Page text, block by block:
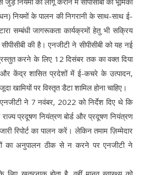
नियमों के पालन की निगरानी के साथ-साथ ई-
सम्बंधी जागरूकता कार्यक्रमों हेतु भी सक्रिय
की है। एनजीटी ने सीपीसीबी को यह नई
करने के लिए 12 दिसंबर तक का वक्त दिया
केंद्र शासित प्रदेशों में ई-कचरे के उत्पादन,
खामियों पर विस्तृत डैटा शामिल होना चाहिए।
ने 7 नवंबर, 2022 को निर्देश दिए थे कि
प्रदूषण नियंत्रण बोर्ड और प्रदूषण नियंत्रण
जारी रिपोर्ट का पालन करें। लेकिन तमाम ज़िम्मेदार
का अनुपालन ठीक से न करने पर एनजीटी ने